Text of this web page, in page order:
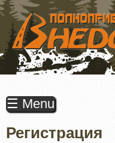
ПЕРЕЙТИ
ОСНОВНОМУ
СОДЕРЖАНИЮ
☰ Menu
Регистрация